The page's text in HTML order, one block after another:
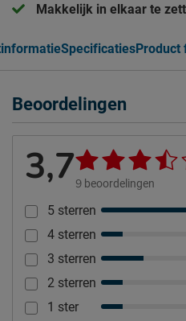
Makkelijk in elkaar te
SpecificatiesProduct
Beoordelingen
3,79 beoordelingen
5 sterren
4 sterren
3 sterren
2 sterren
1 ster